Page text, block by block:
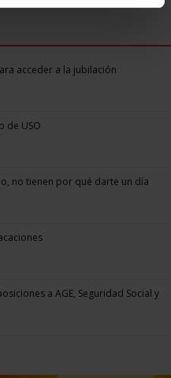
acceder a la jubilación
de USO
no tienen por qué darte un día
a AGE, Seguridad Social y